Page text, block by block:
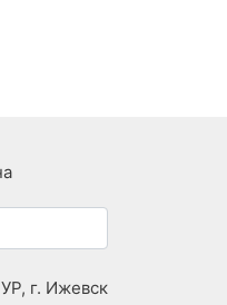
УР, г. Ижевск